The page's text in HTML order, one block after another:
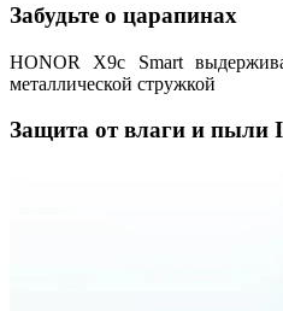
Забудьте о царапинах
HONOR X9c Smart
металлической стружкой
Защита от влаги и пыли